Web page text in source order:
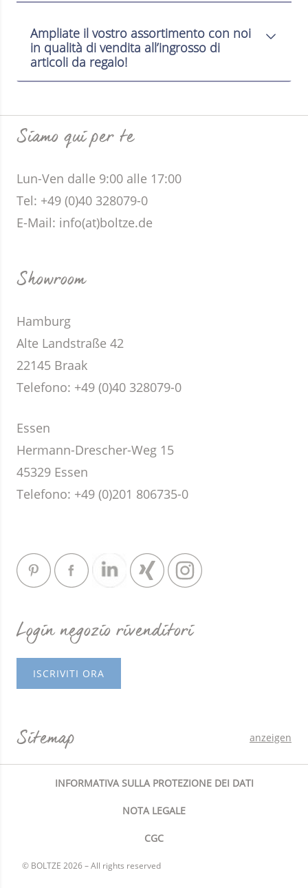
Ampliate il vostro assortimento con noi
in qualità di vendita all’ingrosso di
articoli da regalo!
Siamo qui per te
Lun-Ven dalle 9:00 alle 17:00
Tel: +49 (0)40 328079-0
E-Mail: info(at)boltze.de
Showroom
Hamburg
Alte Landstraße 42
22145 Braak
Telefono: +49 (0)40 328079-0
Essen
Hermann-Drescher-Weg 15
45329 Essen
Telefono: +49 (0)201 806735-0
Login negozio rivenditori
ISCRIVITI ORA
Sitemap anzeigen
© BOLTZE 2026 – All rights reserved
INFORMATIVA SULLA PROTEZIONE DEI DATI
NOTA LEGALE
CGC